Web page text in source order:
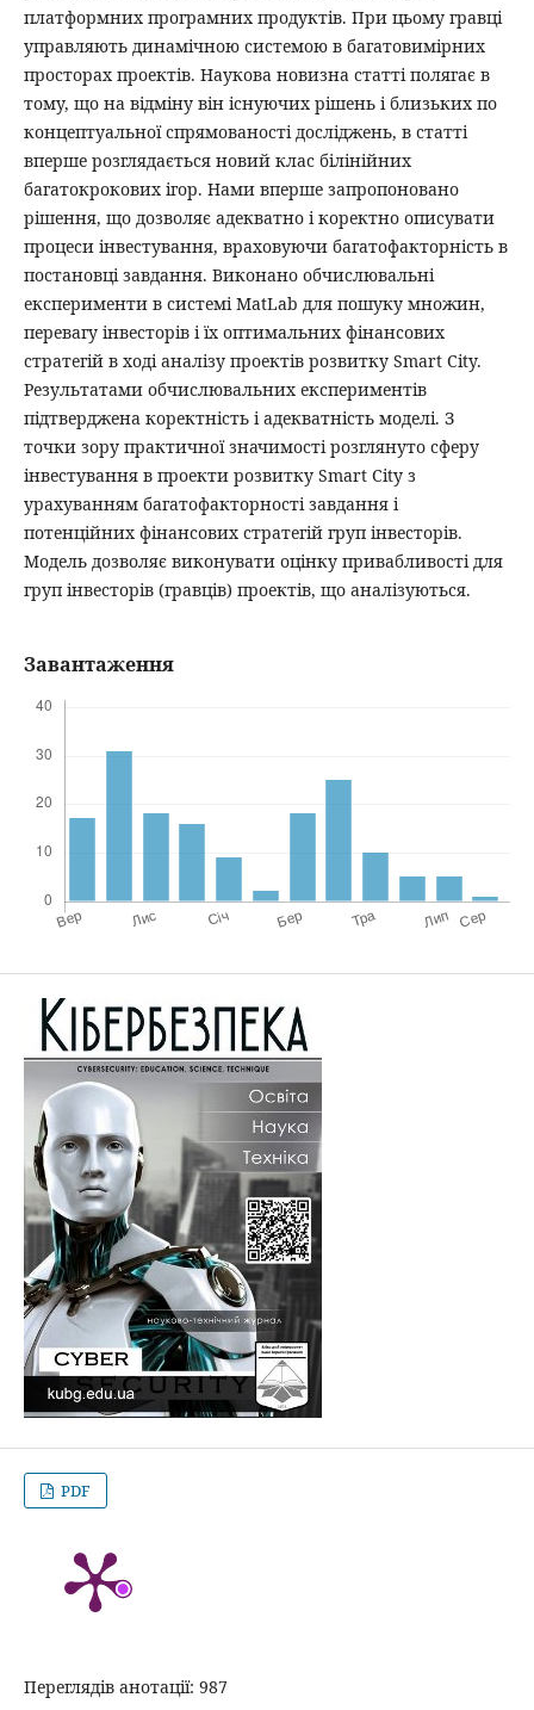
платформних програмних продуктів. При цьому гравці
управляють динамічною системою в багатовимірних
просторах проектів. Наукова новизна статті полягає в
тому, що на відміну він існуючих рішень і близьких по
концептуальної спрямованості досліджень, в статті
вперше розглядається новий клас білінійних
багатокрокових ігор. Нами вперше запропоновано
рішення, що дозволяє адекватно і коректно описувати
процеси інвестування, враховуючи багатофакторність в
постановці завдання. Виконано обчислювальні
експерименти в системі MatLab для пошуку множин,
перевагу інвесторів і їх оптимальних фінансових
стратегій в ході аналізу проектів розвитку Smart City.
Результатами обчислювальних експериментів
підтверджена коректність і адекватність моделі. З
точки зору практичної значимості розглянуто сферу
інвестування в проекти розвитку Smart City з
урахуванням багатофакторності завдання і
потенційних фінансових стратегій груп інвесторів.
Модель дозволяє виконувати оцінку привабливості для
груп інвесторів (гравців) проектів, що аналізуються.
Завантаження
PDF
Переглядів анотації: 987